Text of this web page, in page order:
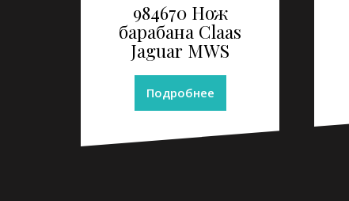
984670 Нож
барабана Claas
Jaguar MWS
Подробнее